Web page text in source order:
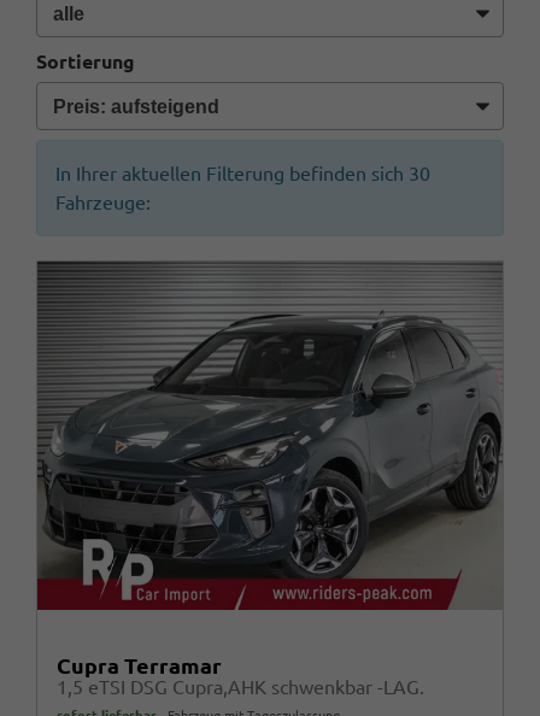
Sortierung
In Ihrer aktuellen Filterung befinden sich 30
Fahrzeuge:
Cupra Terramar
1,5 eTSI DSG Cupra,AHK schwenkbar -LAG.